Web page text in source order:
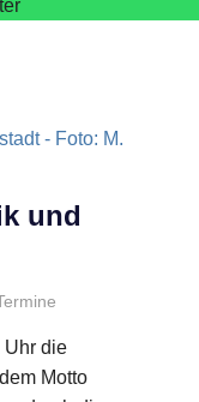
und
Uhr die
Motto